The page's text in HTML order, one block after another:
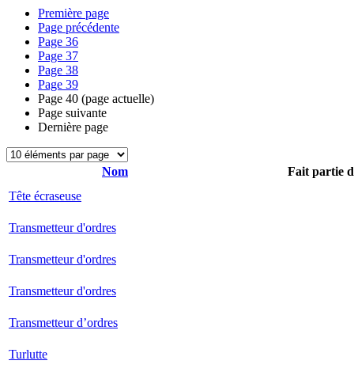
Première page
Page précédente
Page 36
Page 37
Page 38
Page 39
Page 40 (page actuelle)
Page suivante
Dernière page
Nom
Fait partie
Tête écraseuse
Transmetteur d'ordres
Transmetteur d'ordres
Transmetteur d'ordres
Transmetteur d’ordres
Turlutte